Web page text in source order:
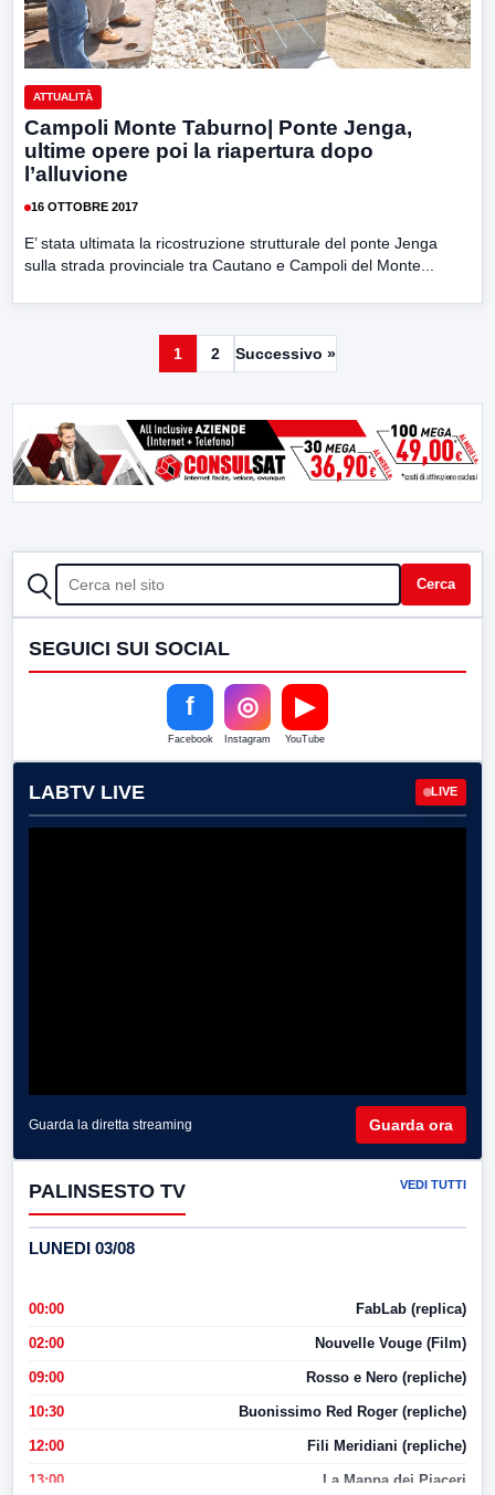
ATTUALITÀ
Campoli Monte Taburno| Ponte Jenga,
ultime opere poi la riapertura dopo
l’alluvione
16 OTTOBRE 2017
E’ stata ultimata la ricostruzione strutturale del ponte Jenga
sulla strada provinciale tra Cautano e Campoli del Monte...
1 2 Successivo »
CERCA Cerca
SEGUICI SUI SOCIAL
f
Facebook
◎
Instagram
▶
YouTube
LABTV LIVE LIVE
Guarda la diretta streaming Guarda ora
PALINSESTO TV VEDI TUTTI
LUNEDI 03/08
00:00 FabLab (replica)
02:00 Nouvelle Vouge (Film)
09:00 Rosso e Nero (repliche)
10:30 Buonissimo Red Roger (repliche)
12:00 Fili Meridiani (repliche)
13:00 La Mappa dei Piaceri